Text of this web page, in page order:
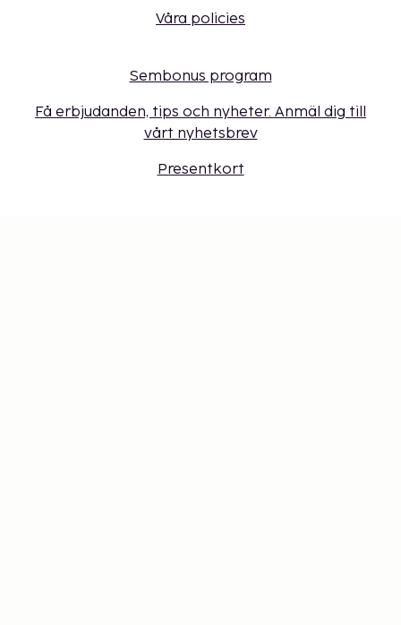
Våra policies
Sembonus program
Få erbjudanden, tips och nyheter. Anmäl dig till
vårt nyhetsbrev
Presentkort